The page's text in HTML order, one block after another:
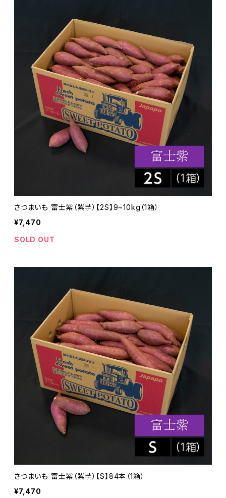
さつまいも 富士紫（紫芋）【2S】9~10kg（1箱）
¥7,470
SOLD OUT
さつまいも 富士紫（紫芋）【S】84本（1箱）
¥7,470